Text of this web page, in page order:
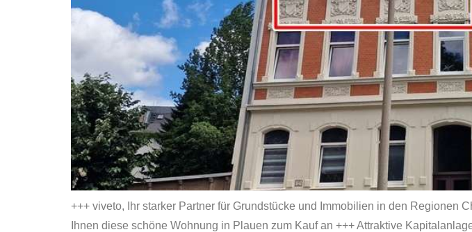
+++ viveto, Ihr starker Partner für Grundstücke und Immobilien in den Regionen
Ihnen diese schöne Wohnung in Plauen zum Kauf an +++ Attraktive